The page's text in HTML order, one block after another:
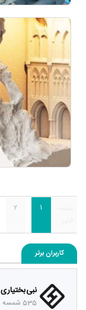
1
2
کاربران برتر
نبی بختیاری
535 شمسه